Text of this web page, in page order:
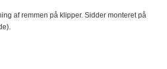
af remmen på klipper. Sidder monteret på